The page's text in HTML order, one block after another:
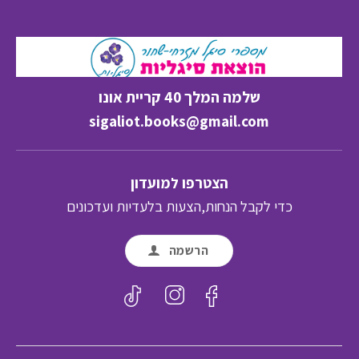
שלמה המלך 40 קריית אונו
sigaliot.books@gmail.com
הצטרפו למועדון
כדי לקבל הנחות,הצעות בלעדיות ועדכונים
הרשמה